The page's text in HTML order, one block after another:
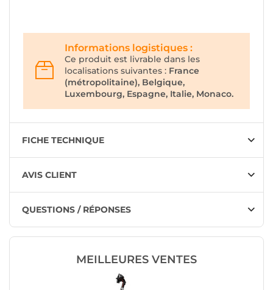
Informations logistiques :
Ce produit est livrable dans les
localisations suivantes : France
(métropolitaine), Belgique,
Luxembourg, Espagne, Italie, Monaco.
FICHE TECHNIQUE
AVIS CLIENT
QUESTIONS / RÉPONSES
MEILLEURES VENTES